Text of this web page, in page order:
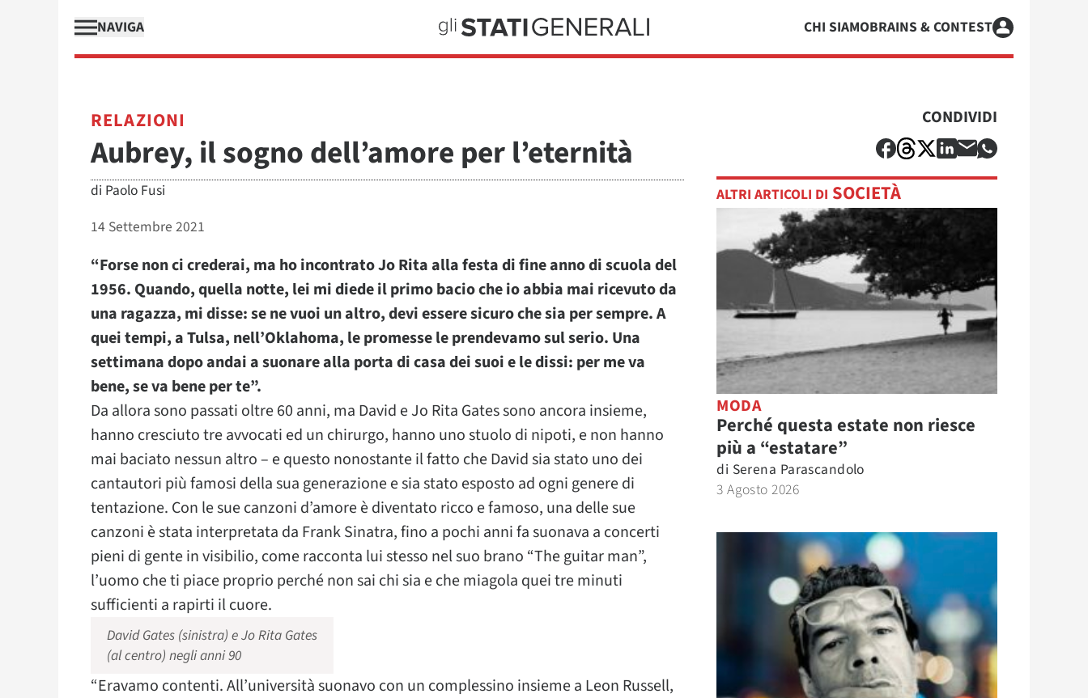
NAVIGA CHI SIAMOBRAINS & CONTEST
RELAZIONI
Aubrey, il sogno dell’amore per l’eternità
di Paolo Fusi
14 Settembre 2021
“Forse non ci crederai, ma ho incontrato Jo Rita alla festa di fine anno di scuola del
1956. Quando, quella notte, lei mi diede il primo bacio che io abbia mai ricevuto da
una ragazza, mi disse: se ne vuoi un altro, devi essere sicuro che sia per sempre. A
quei tempi, a Tulsa, nell’Oklahoma, le promesse le prendevamo sul serio. Una
settimana dopo andai a suonare alla porta di casa dei suoi e le dissi: per me va
bene, se va bene per te”.
Da allora sono passati oltre 60 anni, ma David e Jo Rita Gates sono ancora insieme,
hanno cresciuto tre avvocati ed un chirurgo, hanno uno stuolo di nipoti, e non hanno
mai baciato nessun altro – e questo nonostante il fatto che David sia stato uno dei
cantautori più famosi della sua generazione e sia stato esposto ad ogni genere di
tentazione. Con le sue canzoni d’amore è diventato ricco e famoso, una delle sue
canzoni è stata interpretata da Frank Sinatra, fino a pochi anni fa suonava a concerti
pieni di gente in visibilio, come racconta lui stesso nel suo brano “The guitar man”,
l’uomo che ti piace proprio perché non sai chi sia e che miagola quei tre minuti
sufficienti a rapirti il cuore.
David Gates (sinistra) e Jo Rita Gates
(al centro) negli anni 90
“Eravamo contenti. All’università suonavo con un complessino insieme a Leon Russell,
CONDIVIDI
ALTRI ARTICOLI DI SOCIETÀ
MODA
Perché questa estate non riesce
più a “estatare”
di Serena Parascandolo
3 Agosto 2026